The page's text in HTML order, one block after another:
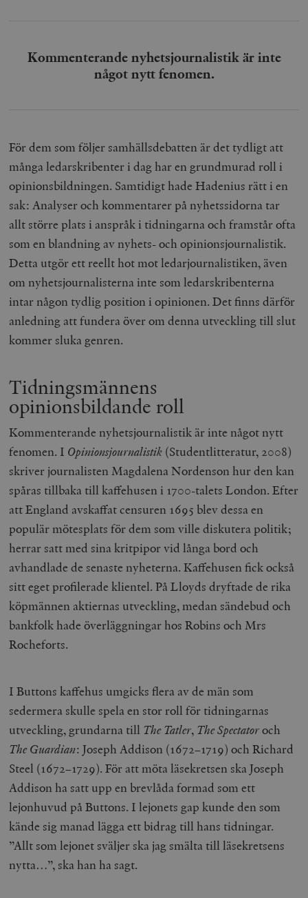
Kommenterande nyhetsjournalistik är inte
något nytt fenomen.
För dem som följer samhällsdebatten är det tydligt att
många ledarskribenter i dag har en grundmurad roll i
opinionsbildningen. Samtidigt hade Hadenius rätt i en
sak: Analyser och kommentarer på nyhetssidorna tar
allt större plats i anspråk i tidningarna och framstår ofta
som en blandning av nyhets- och opinionsjournalistik.
Detta utgör ett reellt hot mot ledarjournalistiken, även
om nyhetsjournalisterna inte som ledarskribenterna
intar någon tydlig position i opinionen. Det finns därför
anledning att fundera över om denna utveckling till slut
kommer sluka genren.
Tidningsmännens
opinionsbildande roll
Kommenterande nyhetsjournalistik är inte något nytt
fenomen. I Opinionsjournalistik (Studentlitteratur, 2008)
skriver journalisten Magdalena Nordenson hur den kan
spåras tillbaka till kaffehusen i 1700-talets London. Efter
att England avskaffat censuren 1695 blev dessa en
populär mötesplats för dem som ville diskutera politik;
herrar satt med sina kritpipor vid långa bord och
avhandlade de senaste nyheterna. Kaffehusen fick också
sitt eget profilerade klientel. På Lloyds dryftade de rika
köpmännen aktiernas utveckling, medan sändebud och
bankfolk hade överläggningar hos Robins och Mrs
Rocheforts.
I Buttons kaffehus umgicks flera av de män som
sedermera skulle spela en stor roll för tidningarnas
utveckling, grundarna till The Tatler, The Spectatoroch
The Guardian: Joseph Addison (1672–1719) och Richard
Steel (1672–1729). För att möta läsekretsen ska Joseph
Addison ha satt upp en brevlåda formad som ett
lejonhuvud på Buttons. I lejonets gap kunde den som
kände sig manad lägga ett bidrag till hans tidningar.
”Allt som lejonet sväljer ska jag smälta till läsekretsens
nytta…”, ska han ha sagt.